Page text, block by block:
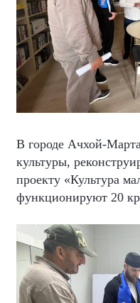
В городе Ачхой-
культуры,
проекту «Культура
функционируют 20